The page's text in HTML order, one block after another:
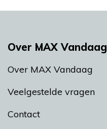
Over MAX Vandaag
Over MAX Vandaag
Veelgestelde vragen
Contact